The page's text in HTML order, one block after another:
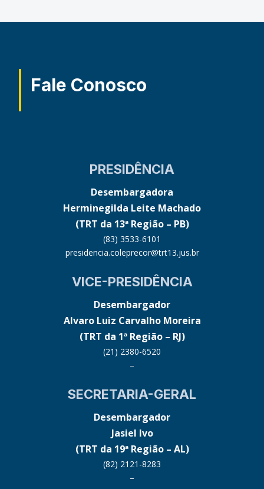
Fale Conosco
PRESIDÊNCIA
Desembargadora
Herminegilda Leite Machado
(TRT da 13ª Região – PB)
(83) 3533-6101
presidencia.coleprecor@trt13.jus.br
VICE-PRESIDÊNCIA
Desembargador
Alvaro Luiz Carvalho Moreira
(TRT da 1ª Região – RJ)
(21) 2380-6520
–
SECRETARIA-GERAL
Desembargador
Jasiel Ivo
(TRT da 19ª Região – AL)
(82) 2121-8283
–